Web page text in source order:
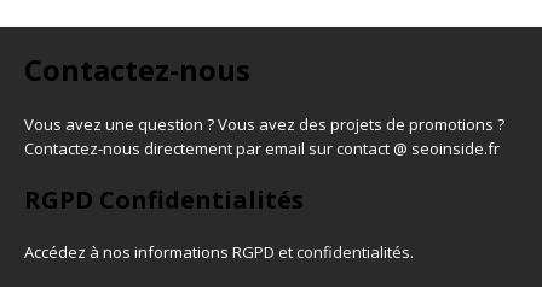
Contactez-nous
Vous avez une question ? Vous avez des projets de promotions ?
Contactez-nous directement par email sur contact @ seoinside.fr
RGPD Confidentialités
Accédez à nos informations RGPD et confidentialités.